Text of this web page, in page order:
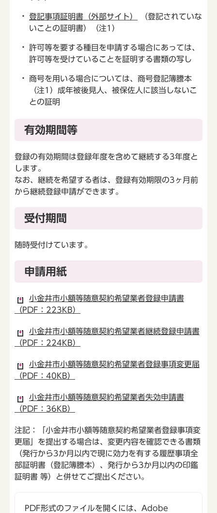
登記事項証明書（外部サイト）
（登記されていな
いことの証明書）（注1）
許可等を要する種目を申請する場合にあっては、
許可等を受けていることを証明する書類の写し
商号を用いる場合については、商号登記簿謄本
（注1）成年被後見人、被保佐人に該当しないこ
との証明
有効期間等
登録の有効期間は登録年度を含めて継続する3年度と
します。
なお、継続を希望する者は、登録有効期限の3ヶ月前
から継続登録申請ができます。
受付期間
随時受付けています。
申請用紙
小金井市小額等随意契約希望業者登録申請書
（PDF：223KB）
小金井市小額等随意契約希望業者継続登録申請書
（PDF：224KB）
小金井市小額等随意契約希望業者登録事項変更届
（PDF：40KB）
小金井市小額等随意契約希望業者失効申請書
（PDF：36KB）
注記：「小金井市小額等随意契約希望業者登録事項変
更届」を提出する場合は、変更内容を確認できる書類
（発行から3か月以内で現に効力を有する履歴事項全
部証明書（登記簿謄本）、発行から3か月以内の印鑑
証明書 等）と併せてご提出ください。
PDF形式のファイルを開くには、Adobe